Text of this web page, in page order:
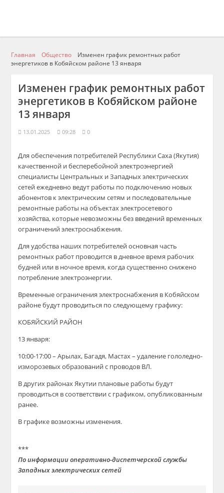
Главная Общество
Изменен график ремонтных работ
энергетиков в Кобяйском районе 13 января
Изменен график ремонтных работ
энергетиков в Кобяйском районе
13 января
13.01.2025 09:28 0
Для обеспечения потребителей Республики Саха (Якутия)
качественной и бесперебойной электроэнергией
специалисты Центральных и Западных электрических
сетей ежедневно ведут работы по подключению новых
абонентов к электрическим сетям и последовательные
ремонтные работы на объектах электросетевого
хозяйства, которые невозможны без введений временных
ограничений электроснабжения.
Для удобства наших потребителей основная часть
ремонтных работ проводится в дневное время рабочих
будней или в ночное время, когда существенно снижено
потребление электроэнергии.
Временные ограничения электроснабжения в Кобяйском
районе будут проводиться по следующему графику:
КОБЯЙСКИЙ РАЙОН
13 января:
10:00-17:00 –Арылах, Багадя, Мастах –удаление гололедно-
изморозевых образований с проводов ВЛ.
В других районах Якутии плановые работы будут
проводиться в соответствии с графиком, опубликованным
ранее.
В графике возможны изменения.
***
По информации оперативно-диспетчерской службы
Западных электрических сетей